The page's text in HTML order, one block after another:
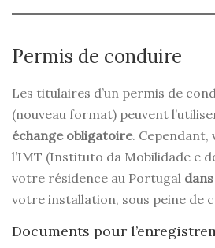
Permis de conduire
Les titulaires d’un permis de
(nouveau format) peuvent
échange obligatoire. Cependant,
l’IMT (Instituto da Mobilidade e
votre résidence au Portugal
votre installation, sous peine de
Documents pour